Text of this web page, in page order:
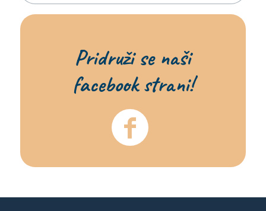
Pridruži se naši
facebook strani!